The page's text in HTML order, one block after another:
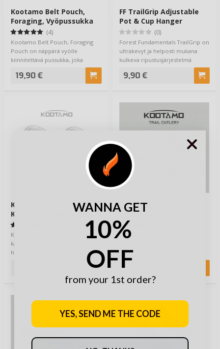
Kootamo Belt Pouch,
Foraging, Vyöpussukka
(4)
Kootamo Belt Pouch, Foraging
Pouch on näppärä vyölle
kiinnitettävä pussukka, joka
19,90 €
FF TrailGrip Adjustable
Pot & Cup Hanger
(0)
Forest Fundamentals TrailGrip on
ultrakevyt ja helposti mukana
kulkeva ripustusjärjestelmä
9,90 €
Kootamo Ultralight
Karabiinit 12KN 2-pack
Kootamo Ultralight Karabiinit
kahden kappaleen setissä ovat
hyvin kevyitä karabiineja, ehkä
Kootamo Trail Cutlery,
Taittoaterimet
Kootamo Trail Cutlery
ja ovat mainio setti kaikille
retkiruokailua…
7,90 €
WANNA GET
10%
OFF
from your 1st order?
YES, SEND ME THE CODE